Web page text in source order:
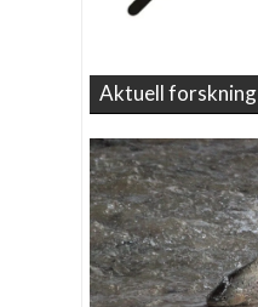
Aktuell forskning